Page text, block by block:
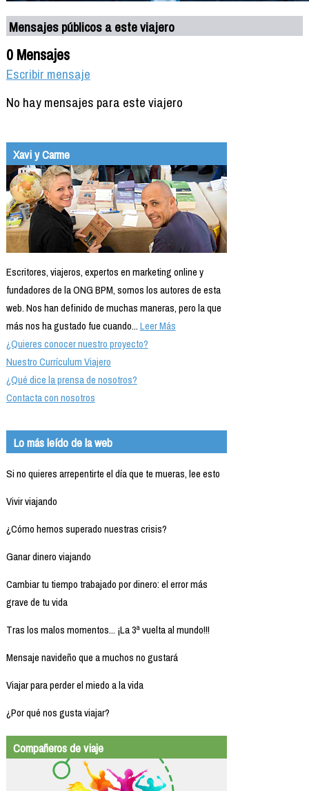
Mensajes públicos a este viajero
0 Mensajes
Escribir mensaje
No hay mensajes para este viajero
Xavi y Carme
Escritores, viajeros, expertos en marketing online y
fundadores de la ONG BPM, somos los autores de esta
web. Nos han definido de muchas maneras, pero la que
más nos ha gustado fue cuando...Leer Más
¿Quieres conocer nuestro proyecto?
Nuestro Currículum Viajero
¿Qué dice la prensa de nosotros?
Contacta con nosotros
Lo más leído de la web
Si no quieres arrepentirte el día que te mueras, lee esto
Vivir viajando
¿Cómo hemos superado nuestras crisis?
Ganar dinero viajando
Cambiar tu tiempo trabajado por dinero: el error más
grave de tu vida
Tras los malos momentos... ¡La 3ª vuelta al mundo!!!
Mensaje navideño que a muchos no gustará
Viajar para perder el miedo a la vida
¿Por qué nos gusta viajar?
Compañeros de viaje